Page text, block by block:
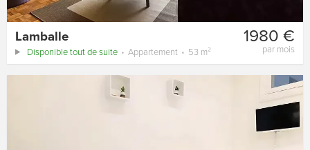
1980 €
par mois
Lamballe
Disponible tout de suite Appartement 53 m²